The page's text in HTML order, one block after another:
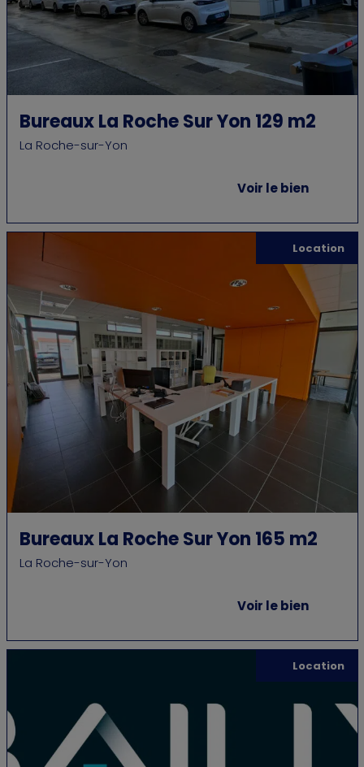
Bureaux La Roche Sur Yon 129 m2
La Roche-sur-Yon
Voir le bien
Location
Bureaux La Roche Sur Yon 165 m2
La Roche-sur-Yon
Voir le bien
Location